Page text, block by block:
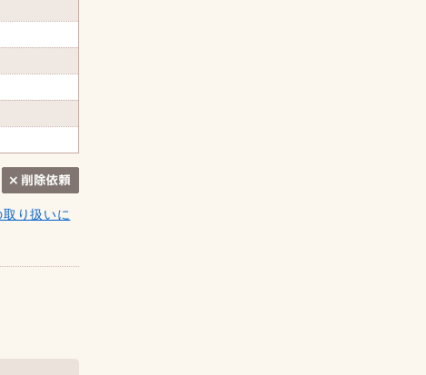
り扱いに